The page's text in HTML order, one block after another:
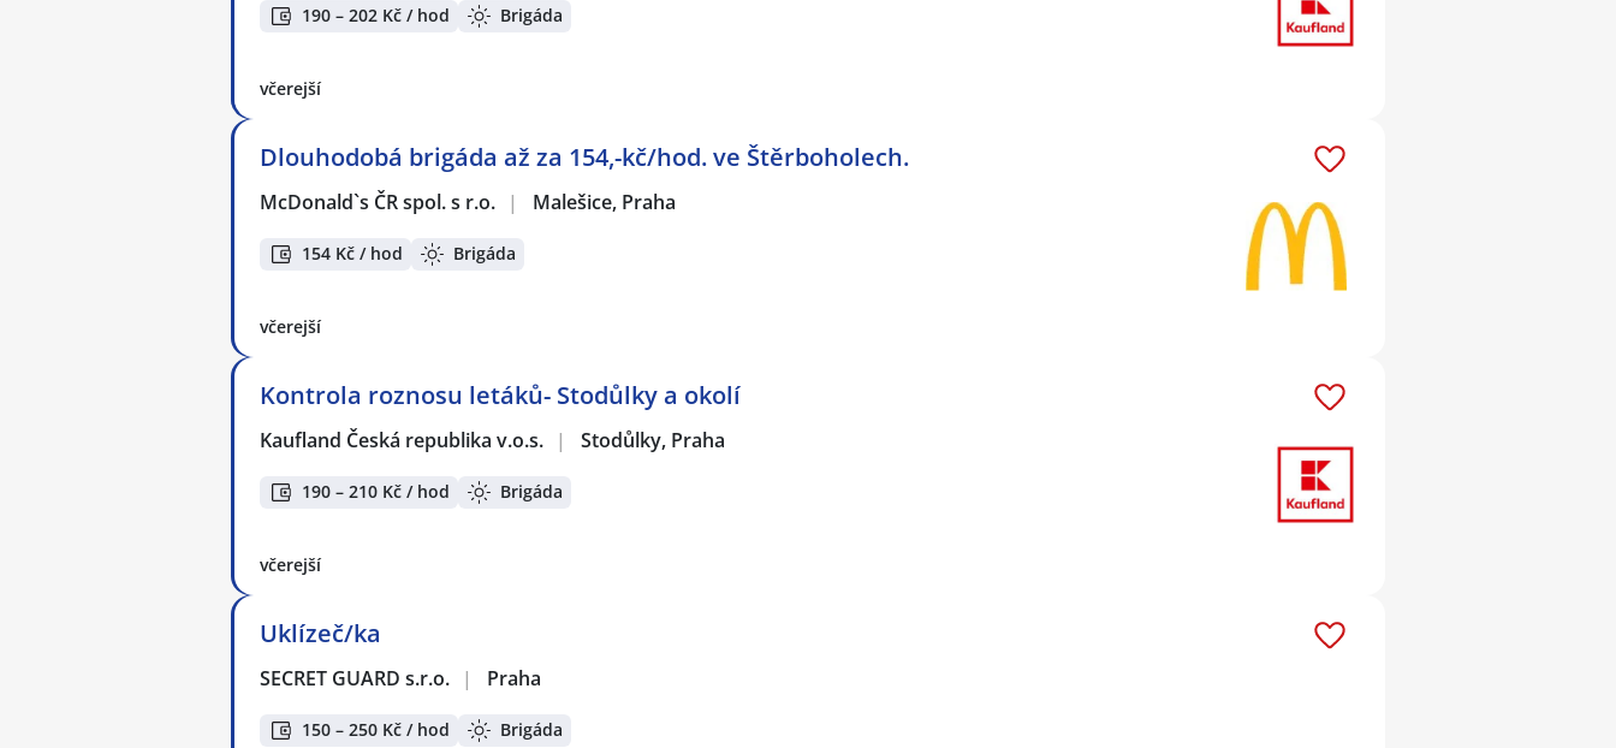
190 – 202 Kč / hod Brigáda
včerejší
Dlouhodobá brigáda až za 154,-kč/hod. ve Štěrboholech.
McDonald`s ČR spol. s r.o. | Malešice, Praha
154 Kč / hod Brigáda
včerejší
Kontrola roznosu letáků- Stodůlky a okolí
Kaufland Česká republika v.o.s. | Stodůlky, Praha
190 – 210 Kč / hod Brigáda
včerejší
Uklízeč/ka
SECRET GUARD s.r.o. | Praha
150 – 250 Kč / hod Brigáda